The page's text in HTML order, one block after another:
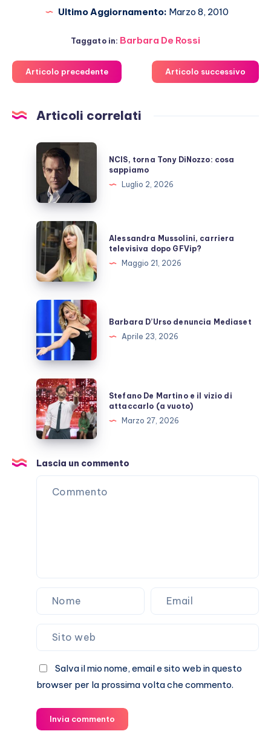
Ultimo Aggiornamento: Marzo 8, 2010
Taggato in: Barbara De Rossi
Articolo precedente Articolo successivo
Articoli correlati
NCIS,
torna
Tony
DiNozzo:
cosa
sappiamo
NCIS, torna Tony DiNozzo: cosa
sappiamo
Luglio 2, 2026
Alessandra
Mussolini,
carriera
televisiva
dopo
GFVip?
Alessandra Mussolini, carriera
televisiva dopo GFVip?
Maggio 21, 2026
Barbara
D’Urso
denuncia
Mediaset
Barbara D’Urso denuncia Mediaset
Aprile 23, 2026
Stefano
De
Martino
e
vizio
di
attaccarlo
Stefano De Martino e il vizio di
attaccarlo (a vuoto)
Marzo 27, 2026
Lascia un commento
Salva il mio nome, email e sito web in questo
browser per la prossima volta che commento.
Invia commento